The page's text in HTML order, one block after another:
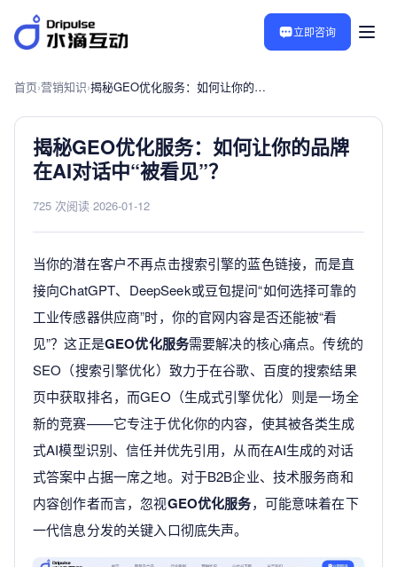
立即咨询
首页›营销知识› 揭秘GEO优化服务：如何让你的品牌在AI对话中“被看见”？
揭秘GEO优化服务：如何让你的品牌
在AI对话中“被看见”？
725 次阅读 2026-01-12
当你的潜在客户不再点击搜索引擎的蓝色链接，而是直
接向ChatGPT、DeepSeek或豆包提问“如何选择可靠的
工业传感器供应商”时，你的官网内容是否还能被“看
见”？这正是GEO优化服务需要解决的核心痛点。传统的
SEO（搜索引擎优化）致力于在谷歌、百度的搜索结果
页中获取排名，而GEO（生成式引擎优化）则是一场全
新的竞赛——它专注于优化你的内容，使其被各类生成
式AI模型识别、信任并优先引用，从而在AI生成的对话
式答案中占据一席之地。对于B2B企业、技术服务商和
内容创作者而言，忽视GEO优化服务，可能意味着在下
一代信息分发的关键入口彻底失声。